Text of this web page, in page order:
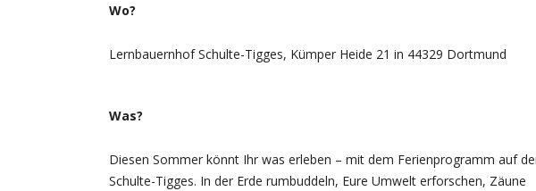
Wo?
Lernbauernhof Schulte-Tigges, Kümper Heide 21 in 44329 Dortmund
Was?
Diesen Sommer könnt Ihr was erleben – mit dem Ferienprogramm auf
Schulte-Tigges. In der Erde rumbuddeln, Eure Umwelt erforschen, Zäune